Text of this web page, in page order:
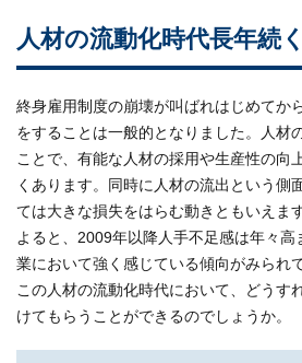
人材の流動化時代長年続
終身雇用制度の崩壊が叫ばれはじめてか
をすることは一般的となりました。人材
ことで、有能な人材の採用や生産性の向
くあります。同時に人材の流出という側
ては大きな損失をはらむ動きともいえま
よると、2009年以降人手不足感は年々
業において強く感じている傾向がみられ
この人材の流動化時代において、どうす
けてもらうことができるのでしょうか。